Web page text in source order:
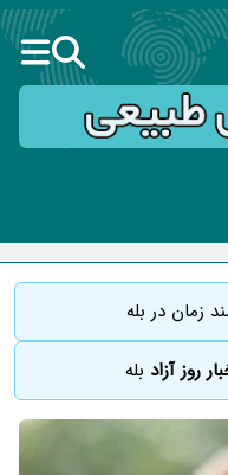
زمان در بله
روز آزاد بله